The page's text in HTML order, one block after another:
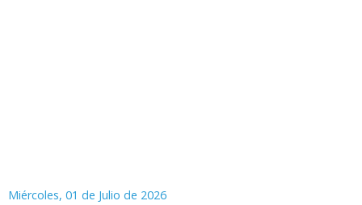
Miércoles, 01 de Julio de 2026